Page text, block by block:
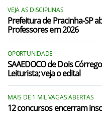
Campo Limpo Paulista/SP
Carapicuíba/SP
Cotia/SP
Cubatão/SP
Diadema/SP
Embu/SP
VEJA AS DISCIPLINAS
Prefeitura de Pracinha-SP
Professores em 2026
OPORTUNIDADE
SAAEDOCO de Dois
Leiturista; veja o edital
MAIS DE 1 MIL VAGAS ABERTAS
12 concursos encerram